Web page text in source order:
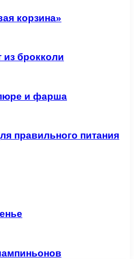
корзина»
из брокколи
и фарша
правильного питания